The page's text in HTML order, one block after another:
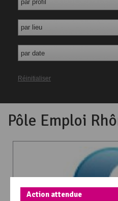
Pôle Emploi
par profil
par lieu
Réinitialiser
Action attendue